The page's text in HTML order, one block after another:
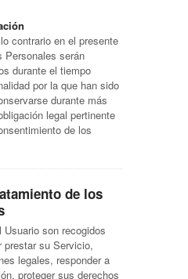
contrario en el presente
Personales serán
durante el tiempo
por la que han sido
durante más
legal pertinente
de los
de los
son recogidos
prestar su Servicio,
legales, responder a
proteger sus derechos